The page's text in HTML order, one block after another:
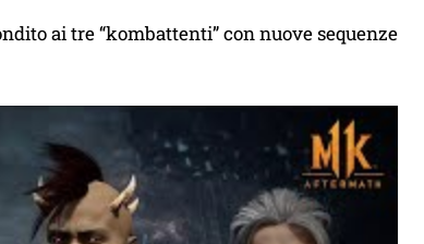
ai tre “kombattenti” con nuove sequenze